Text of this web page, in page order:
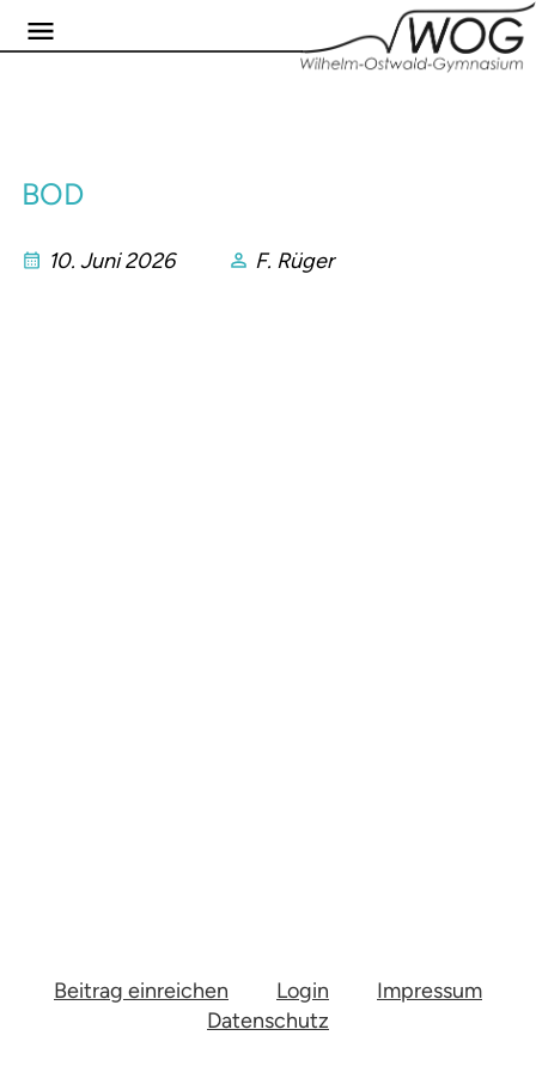
BOD
10. Juni 2026 F. Rüger
Beitrag einreichen Login
Impressum
Datenschutz